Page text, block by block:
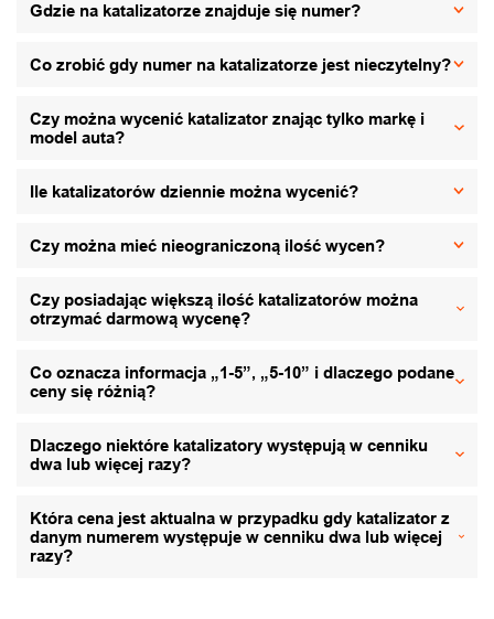
Gdzie na katalizatorze znajduje się numer?
Co zrobić gdy numer na katalizatorze jest nieczytelny?
Czy można wycenić katalizator znając tylko markę i
model auta?
Ile katalizatorów dziennie można wycenić?
Czy można mieć nieograniczoną ilość wycen?
Czy posiadając większą ilość katalizatorów można
otrzymać darmową wycenę?
Co oznacza informacja „1-5”, „5-10” i dlaczego podane
ceny się różnią?
Dlaczego niektóre katalizatory występują w cenniku
dwa lub więcej razy?
Która cena jest aktualna w przypadku gdy katalizator z
danym numerem występuje w cenniku dwa lub więcej
razy?